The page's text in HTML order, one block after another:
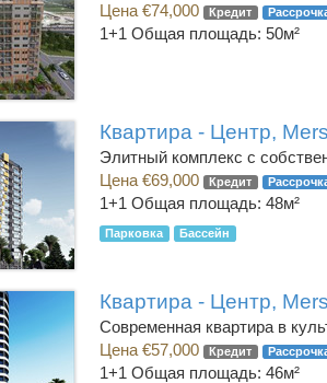
Цена €74,000
Кредит
1+1 Общая площадь: 50м²
Квартира - Центр,
Элитный комплекс с
Цена €69,000
Кредит
1+1 Общая площадь: 48м²
Парковка Бассейн
Квартира - Центр,
Современная квартира в
Цена €57,000
Кредит
1+1 Общая площадь: 46м²